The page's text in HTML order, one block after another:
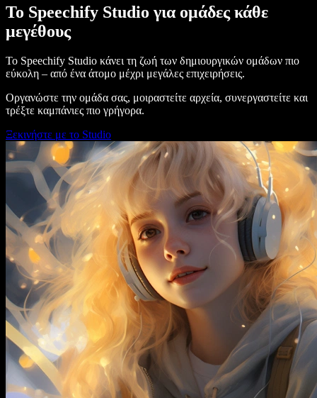
Το Speechify Studio για ομάδες κάθε
μεγέθους
Το Speechify Studio κάνει τη ζωή των δημιουργικών ομάδων πιο
εύκολη – από ένα άτομο μέχρι μεγάλες επιχειρήσεις.
Οργανώστε την ομάδα σας, μοιραστείτε αρχεία, συνεργαστείτε και
τρέξτε καμπάνιες πιο γρήγορα.
Ξεκινήστε με το Studio